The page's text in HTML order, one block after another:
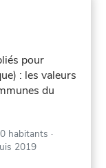
pour
: les valeurs
du
habitants ·
2019